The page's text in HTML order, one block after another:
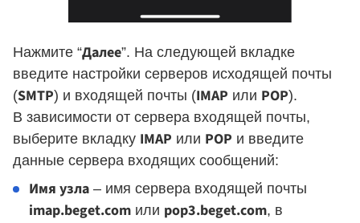
Нажмите “Далее”. На следующей вкладке
введите настройки серверов исходящей почты
(SMTP) и входящей почты (IMAP или POP).
В зависимости от сервера входящей почты,
выберите вкладку IMAP или POP и введите
данные сервера входящих сообщений:
Имя узла – имя сервера входящей почты
imap.beget.com или pop3.beget.com, в